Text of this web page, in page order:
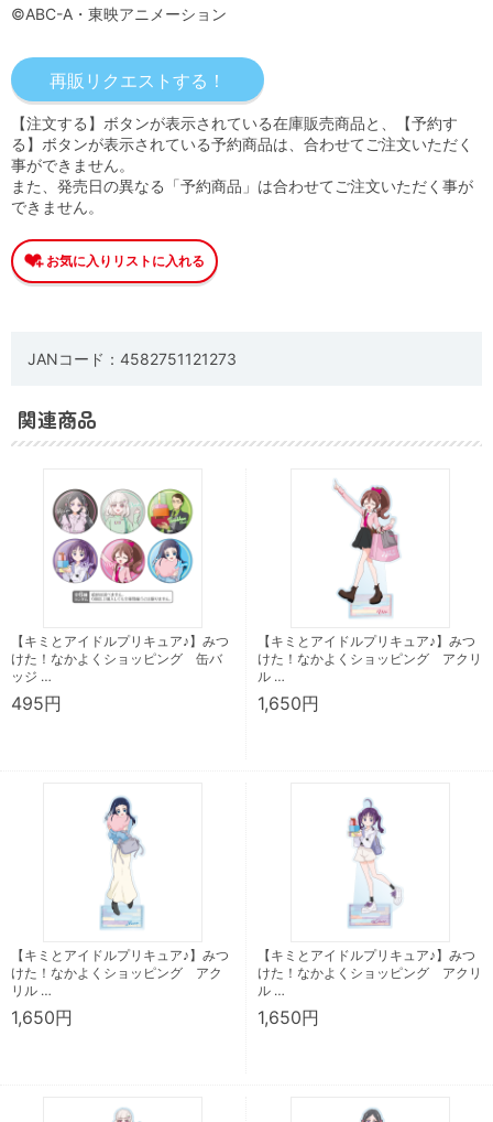
©ABC-A・東映アニメーション
【注文する】ボタンが表示されている在庫販売商品と、【予約す
る】ボタンが表示されている予約商品は、合わせてご注文いただく
事ができません。
また、発売日の異なる「予約商品」は合わせてご注文いただく事が
できません。
JANコード：4582751121273
関連商品
【キミとアイドルプリキュア♪】みつ
けた！なかよくショッピング 缶バ
ッジ …
495円
【キミとアイドルプリキュア♪】みつ
けた！なかよくショッピング アクリ
ル …
1,650円
【キミとアイドルプリキュア♪】みつ
けた！なかよくショッピング アク
リル …
1,650円
【キミとアイドルプリキュア♪】みつ
けた！なかよくショッピング アクリ
ル …
1,650円